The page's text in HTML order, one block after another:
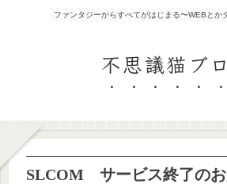
ファンタジーからすべてがはじまる〜WEBとか
不思議猫ブ
SLCOM サービス終了の